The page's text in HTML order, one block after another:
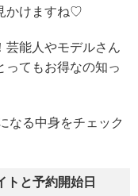
かけますね♡
芸能人やモデルさん
ってもお得なの知っ
なる中身をチェック
トと予約開始日